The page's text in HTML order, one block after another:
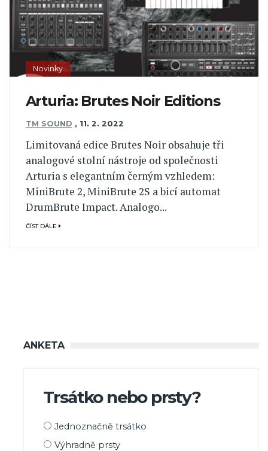
Novinky
Arturia: Brutes Noir Editions
TM SOUND , 11. 2. 2022
Limitovaná edice Brutes Noir obsahuje tři
analogové stolní nástroje od společnosti
Arturia s elegantním černým vzhledem:
MiniBrute 2, MiniBrute 2S a bicí automat
DrumBrute Impact. Analogo...
ČÍST DÁLE
ANKETA
Trsátko nebo prsty?
Možnosti
Jednoznačně trsátko
Výhradně prsty